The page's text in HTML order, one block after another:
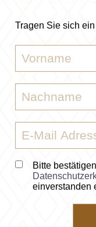
Tragen Sie sich
Bitte
einverstanden